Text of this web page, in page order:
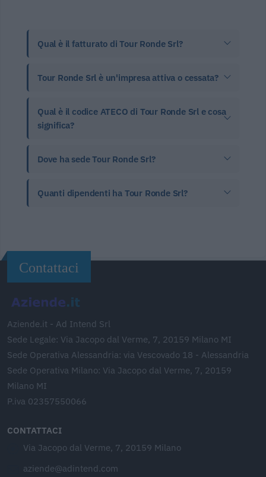
Qual è il fatturato di Tour Ronde Srl?
Tour Ronde Srl è un'impresa attiva o cessata?
Qual è il codice ATECO di Tour Ronde Srl e cosa
significa?
Dove ha sede Tour Ronde Srl?
Quanti dipendenti ha Tour Ronde Srl?
Contattaci
Aziende.it - Ad Intend Srl
Sede Legale: Via Jacopo dal Verme, 7, 20159 Milano MI
Sede Operativa Alessandria: via Vescovado 18 - Alessandria
Sede Operativa Milano: Via Jacopo dal Verme, 7, 20159
Milano MI
P.iva 02357550066
CONTATTACI
Via Jacopo dal Verme, 7, 20159 Milano
aziende@adintend.com